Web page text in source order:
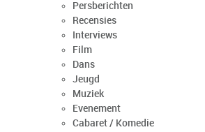
Persberichten
Recensies
Interviews
Film
Dans
Jeugd
Muziek
Evenement
Cabaret / Komedie